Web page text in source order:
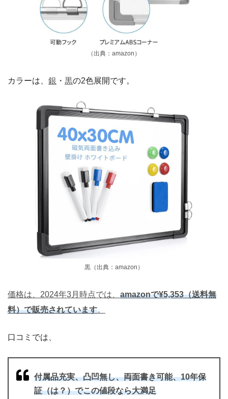
（出典：amazon）
カラーは、 銀 ・ 黒の2色展開です。
黒（出典：amazon）
価格は、2024年3月時点では、 amazonで¥5,353（送料無
料）で販売されています。
口コミでは、
付属品充実、凸凹無し、両面書き可能、10年保
証（は？）でこの値段なら大満足